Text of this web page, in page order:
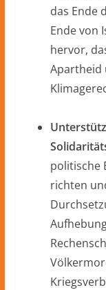
das Ende
Ende von
hervor,
Apartheid
politische
richten